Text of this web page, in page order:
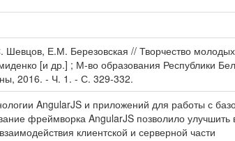
Е.М. Березовская // Творчество
[и др.] ; М-во образования Республики
2016. - Ч. 1. - С. 329-332.
AngularJS и приложений для работы с
фреймворка AngularJS позволило улучшить
клиентской и серверной части